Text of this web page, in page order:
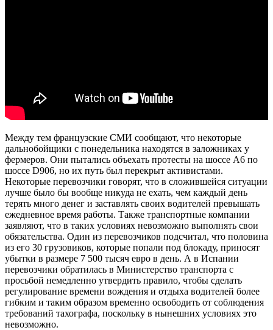
Между тем французские СМИ сообщают, что некоторые
дальнобойщики с понедельника находятся в заложниках у
фермеров. Они пытались объехать протесты на шоссе A6 по
шоссе D906, но их путь был перекрыт активистами.
Некоторые перевозчики говорят, что в сложившейся ситуации
лучше было бы вообще никуда не ехать, чем каждый день
терять много денег и заставлять своих водителей превышать
ежедневное время работы. Также транспортные компании
заявляют, что в таких условиях невозможно выполнять свои
обязательства. Один из перевозчиков подсчитал, что половина
из его 30 грузовиков, которые попали под блокаду, приносят
убытки в размере 7 500 тысяч евро в день. А в Испании
перевозчики обратилась в Министерство транспорта с
просьбой немедленно утвердить правило, чтобы сделать
регулирование времени вождения и отдыха водителей более
гибким и таким образом временно освободить от соблюдения
требований тахографа, поскольку в нынешних условиях это
невозможно.